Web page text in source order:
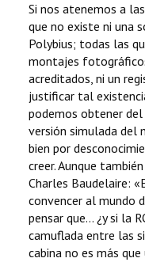
Si nos atenemos a
que no existe ni una
Polybius; todas las
montajes
acreditados, ni un
justificar tal
podemos obtener
versión simulada del
bien por
creer. Aunque
Charles Baudelaire:
convencer al mundo
pensar que… ¿y si la
camuflada entre las
cabina no es más